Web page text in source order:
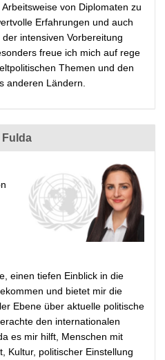
von Diplomaten zu
Erfahrungen und auch
intensiven Vorbereitung
freue ich mich auf rege
Themen und den
anderen Ländern.
Fulda
einen tiefen Einblick in die
und bietet mir die
Ebene über aktuelle politische
den internationalen
es mir hilft, Menschen mit
Kultur, politischer Einstellung